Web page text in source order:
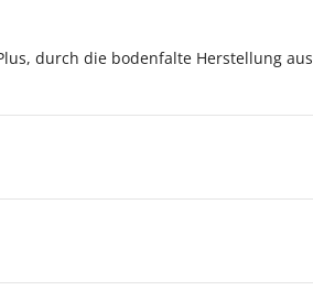
durch die bodenfalte Herstellung aus